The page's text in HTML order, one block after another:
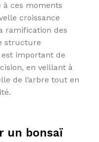
à ces moments
croissance
ramification des
structure
important de
en veillant à
de l’arbre tout en
un bonsaï